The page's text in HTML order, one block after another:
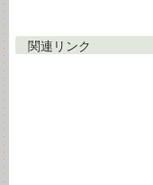
関連リンク